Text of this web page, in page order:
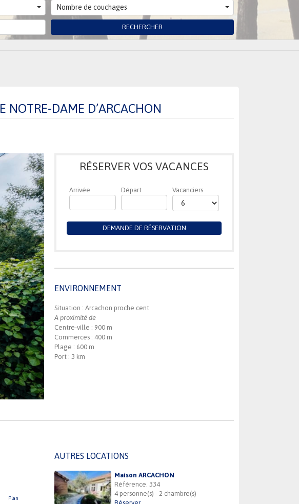
Nombre de couchages
RECHERCHER
NOTRE-DAME D’ARCACHON
RÉSERVER VOS VACANCES
Arrivée Départ Vacanciers
DEMANDE DE RÉSERVATION
ENVIRONNEMENT
Situation : Arcachon proche cent
A proximité de
Centre-ville : 900 m
Commerces : 400 m
Plage : 600 m
Port : 3 km
Plan
AUTRES LOCATIONS
Maison ARCACHON
Référence. 334
4 personne(s) - 2 chambre(s)